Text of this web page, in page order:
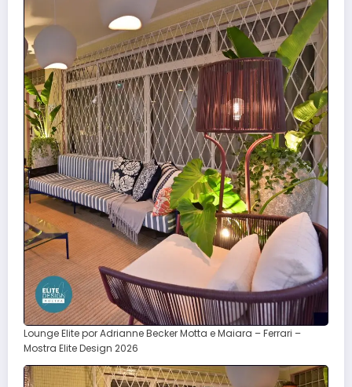
Lounge Elite por Adrianne Becker Motta e Maiara – Ferrari –
Mostra Elite Design 2026